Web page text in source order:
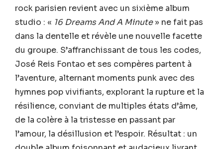
rock parisien revient avec un sixième album
studio : « 16 Dreams And A Minute» ne fait pas
dans la dentelle et révèle une nouvelle facette
du groupe. S’affranchissant de tous les codes,
José Reis Fontao et ses compères partent à
l’aventure, alternant moments punk avec des
hymnes pop vivifiants, explorant la rupture et la
résilience, conviant de multiples états d’âme,
de la colère à la tristesse en passant par
l’amour, la désillusion et l’espoir. Résultat : un